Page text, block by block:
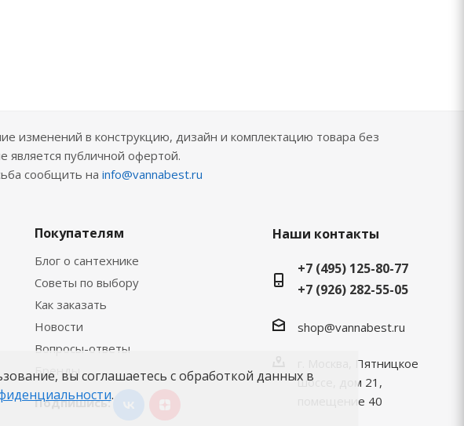
изменений в конструкцию, дизайн и комплектацию товара без
является публичной офертой.
сообщить на info@vannabest.ru
Покупателям
Блог о сантехнике
Советы по выбору
Как заказать
Новости
Вопросы-ответы
Бренды
Подпишись:
Наши контакты
+7 (495) 125-80-77
+7 (926) 282-55-05
shop@vannabest.ru
г. Москва, Пятницкое
шоссе, дом 21,
помещение 40
вы соглашаетесь с обработкой данных в
.